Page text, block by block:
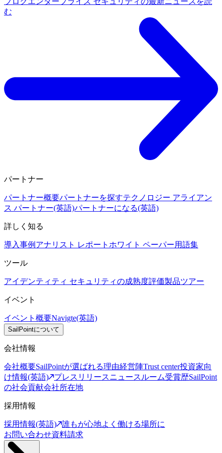
む
パートナー
パートナー概要パートナーを探すテクノロジー アライアン
ス パートナー(英語)パートナーになる(英語)
詳しく知る
導入事例 アナリスト レポート ホワイト ペーパー用語集
ツール
アイデンティティ セキュリティの成熟度評価製品ツアー
イベント
イベント概要Navigte(英語)
SailPointについて
会社情報
会社概要SailPointが選ばれる理由経営陣Trust center投資家向
け情報(英語)
プレスリリースニュースルーム受賞歴SailPoint
の社会貢献会社所在地
採用情報
採用情報(英語)
誰もが心地よく働ける場所に
お問い合わせ資料請求